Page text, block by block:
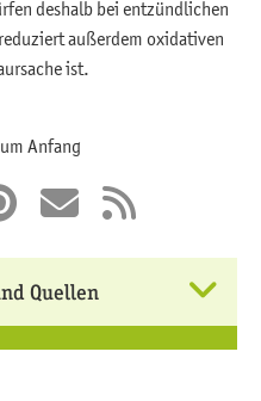
deshalb bei entzündlichen
außerdem oxidativen
ist.
Anfang
Quellen